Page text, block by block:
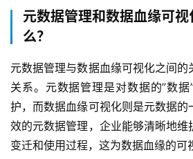
生
态
合
作
服
务
元数据管理和数据血缘可
么？
元数据管理与数据血缘可视化之间的
关系。元数据管理是对数据的”数
护，而数据血缘可视化则是元数据的
效的元数据管理，企业能够清晰地维
变迁和使用过程，这为数据血缘的可